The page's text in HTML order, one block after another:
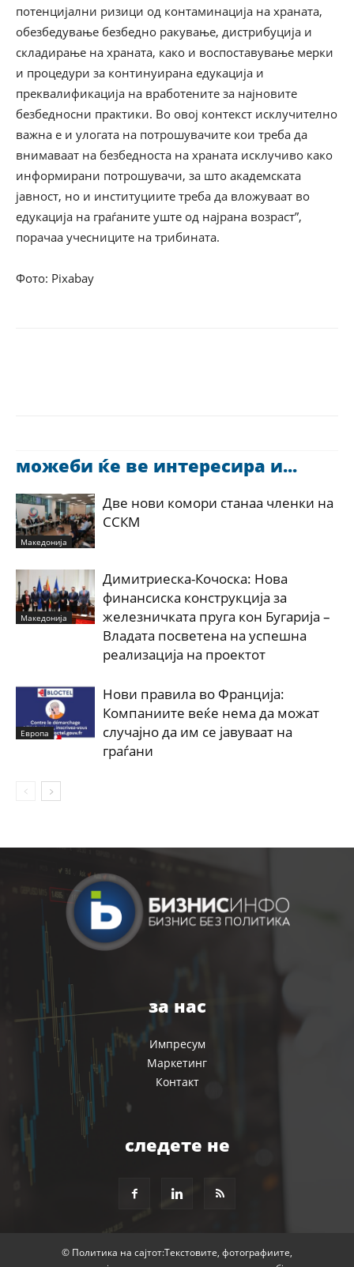
потенцијални ризици од контаминација на храната,
обезбедување безбедно ракување, дистрибуција и
складирање на храната, како и воспоставување мерки
и процедури за континуирана едукација и
преквалификација на вработените за најновите
безбедносни практики. Во овој контекст исклучително
важна е и улогата на потрошувачите кои треба да
внимаваат на безбедноста на храната исклучиво како
информирани потрошувачи, за што академската
јавност, но и институциите треба да вложуваат во
едукација на граѓаните уште од најрана возраст”,
порачаа учесниците на трибината.
Фото: Pixabay
можеби ќе ве интересира и...
Македонија
Две нови комори станаа членки на
ССКМ
Македонија
Димитриеска-Кочоска: Нова
финансиска конструкција за
железничката пруга кон Бугарија –
Владата посветена на успешна
реализација на проектот
Европа
Нови правила во Франција:
Компаниите веќе нема да можат
случајно да им се јавуваат на
граѓани
за нас
Импресум
Маркетинг
Контакт
следете не
© Политика на сајтот:Текстовите, фотографиите,